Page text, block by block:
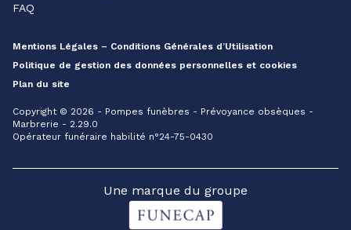
FAQ
Mentions Légales – Conditions Générales d’Utilisation
Politique de gestion des données personnelles et cookies
Plan du site
Copyright © 2026 - Pompes funèbres - Prévoyance obsèques -
Marbrerie - 2.29.0
Opérateur funéraire habilité n°24-75-0430
Une marque du groupe